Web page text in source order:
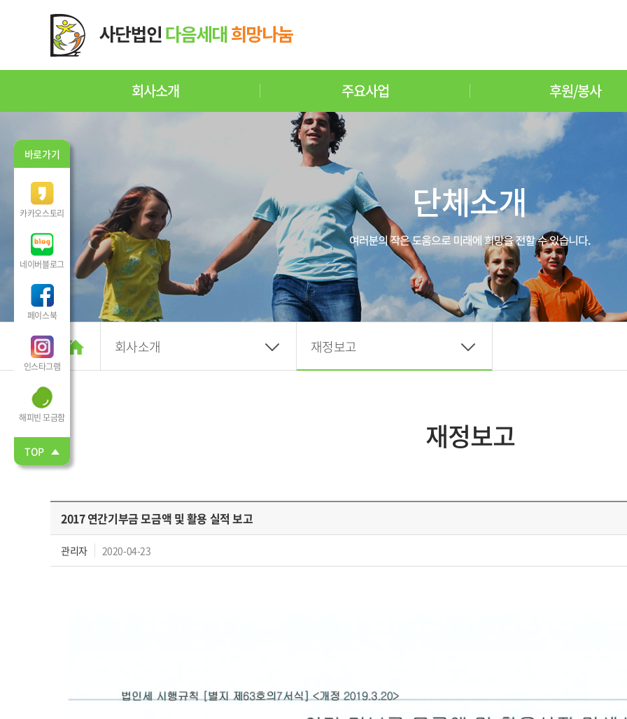
회사소개 주요사업 후원/봉사
회사소개 재정보고
재정보고
2017 연간기부금 모금액 및 활용 실적 보고
관리자 2020-04-23
바로가기
카카오스토리
네이버블로그
페이스북
인스타그램
해피빈 모금함
TOP